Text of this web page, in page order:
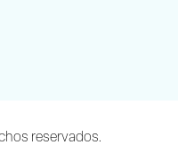
reservados.